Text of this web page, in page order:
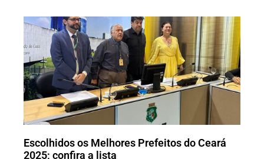
Escolhidos os Melhores Prefeitos do Ceará
2025; confira a lista